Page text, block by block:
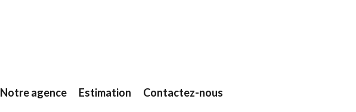
Notre agence Estimation Contactez-nous